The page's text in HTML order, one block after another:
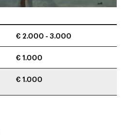
€ 2.000 - 3.000
€ 1.000
€ 1.000